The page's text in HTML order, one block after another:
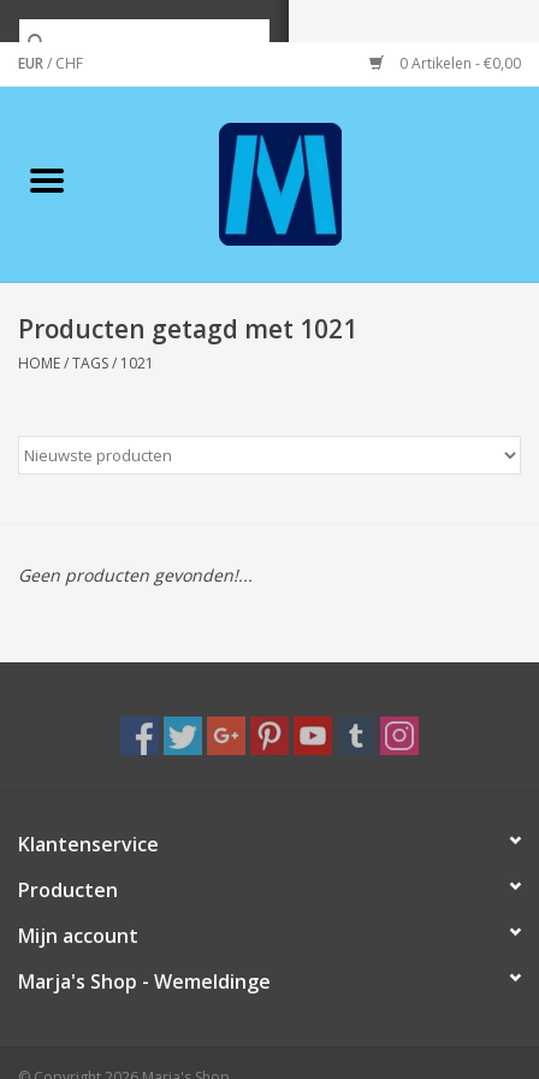
EUR/ CHF 0 Artikelen - €0,00
Merken
Wonen/koken/huishouden
Wenskaarten
Tassen/Portemonnee
Boeken
Speelgoed & hobby
Cadeau & feest
Contact/Locatie
Producten getagd met 1021
HOME/TAGS/ 1021
Geen producten gevonden!...
Klantenservice
Producten
Mijn account
Marja's Shop - Wemeldinge